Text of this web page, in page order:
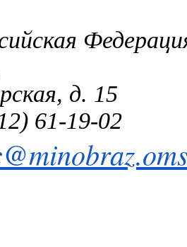
д. 15
61-19-02